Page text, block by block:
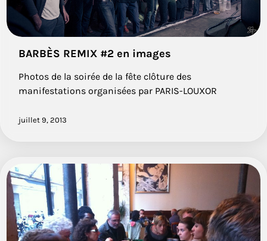
BARBÈS REMIX #2 en images
Photos de la soirée de la fête clôture des
manifestations organisées par PARIS-LOUXOR
juillet 9, 2013